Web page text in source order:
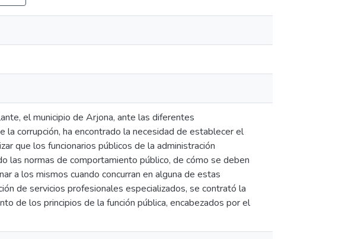
el municipio de Arjona, ante las diferentes
corrupción, ha encontrado la necesidad de establecer el
que los funcionarios públicos de la administración
las normas de comportamiento público, de cómo se deben
a los mismos cuando concurran en alguna de estas
de servicios profesionales especializados, se contrató la
de los principios de la función pública, encabezados por el